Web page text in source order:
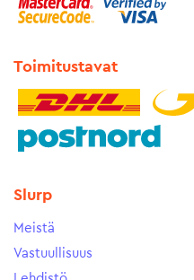
Toimitustavat
Slurp
Meistä
Vastuullisuus